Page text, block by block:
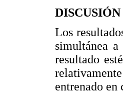
DISCUSIÓN
Los
simultánea
resultado
entrenado